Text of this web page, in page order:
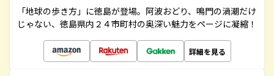
「地球の歩き方」に徳島が登場。阿波おどり、鳴門の渦潮だけ
じゃない、徳島県内２４市町村の奥深い魅力をページに凝縮！
詳細を見る